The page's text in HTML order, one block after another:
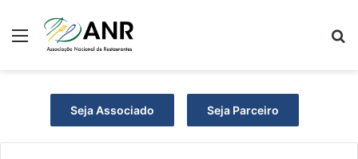
Menu
Seja Associado Seja Parceiro